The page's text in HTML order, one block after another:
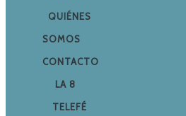
QUIÉNES
SOMOS
CONTACTO
LA 8
TELEFÉ